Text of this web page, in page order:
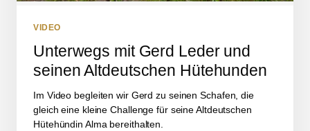
VIDEO
Unterwegs mit Gerd Leder und
seinen Altdeutschen Hütehunden
Im Video begleiten wir Gerd zu seinen Schafen, die
gleich eine kleine Challenge für seine Altdeutschen
Hütehündin Alma bereithalten.